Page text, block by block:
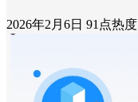
2026年2月6日 91点热度